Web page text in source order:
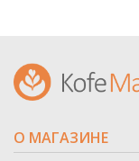
О МАГАЗИНЕ